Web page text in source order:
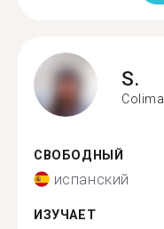
S.
Colima
СВОБОДНЫЙ
испанский
ИЗУЧАЕТ